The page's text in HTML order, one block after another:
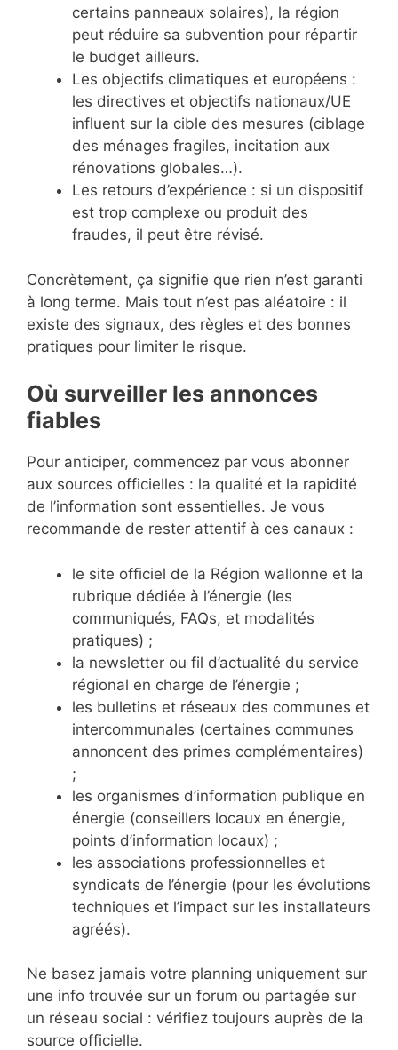
certains panneaux solaires), la région
peut réduire sa subvention pour répartir
le budget ailleurs.
Les objectifs climatiques et européens :
les directives et objectifs nationaux/UE
influent sur la cible des mesures (ciblage
des ménages fragiles, incitation aux
rénovations globales…).
Les retours d’expérience : si un dispositif
est trop complexe ou produit des
fraudes, il peut être révisé.
Concrètement, ça signifie que rien n’est garanti
à long terme. Mais tout n’est pas aléatoire : il
existe des signaux, des règles et des bonnes
pratiques pour limiter le risque.
Où surveiller les annonces
fiables
Pour anticiper, commencez par vous abonner
aux sources officielles : la qualité et la rapidité
de l’information sont essentielles. Je vous
recommande de rester attentif à ces canaux :
le site officiel de la Région wallonne et la
rubrique dédiée à l’énergie (les
communiqués, FAQs, et modalités
pratiques) ;
la newsletter ou fil d’actualité du service
régional en charge de l’énergie ;
les bulletins et réseaux des communes et
intercommunales (certaines communes
annoncent des primes complémentaires)
;
les organismes d’information publique en
énergie (conseillers locaux en énergie,
points d’information locaux) ;
les associations professionnelles et
syndicats de l’énergie (pour les évolutions
techniques et l’impact sur les installateurs
agréés).
Ne basez jamais votre planning uniquement sur
une info trouvée sur un forum ou partagée sur
un réseau social : vérifiez toujours auprès de la
source officielle.